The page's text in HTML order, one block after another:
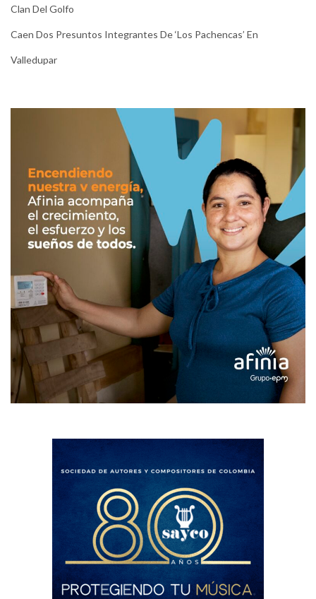
Clan Del Golfo
Caen Dos Presuntos Integrantes De ‘Los Pachencas’ En
Valledupar